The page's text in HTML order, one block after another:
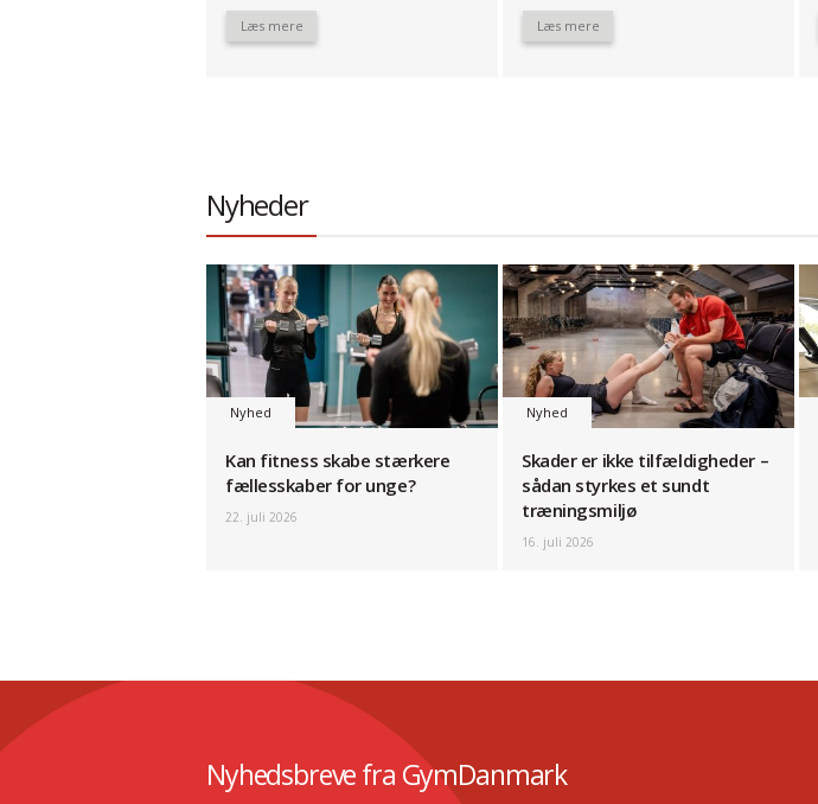
Læs mere Læs mere
Nyheder
Nyhed
Kan fitness skabe stærkere
fællesskaber for unge?
22. juli 2026
Nyhed
Skader er ikke tilfældigheder –
sådan styrkes et sundt
træningsmiljø
16. juli 2026
Nyhedsbreve fra GymDanmark